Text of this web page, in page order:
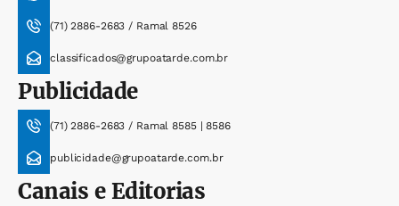
(71) 2886-2683 / Ramal 8526
classificados@grupoatarde.com.br
Publicidade
(71) 2886-2683 / Ramal 8585 | 8586
publicidade@grupoatarde.com.br
Canais e Editorias